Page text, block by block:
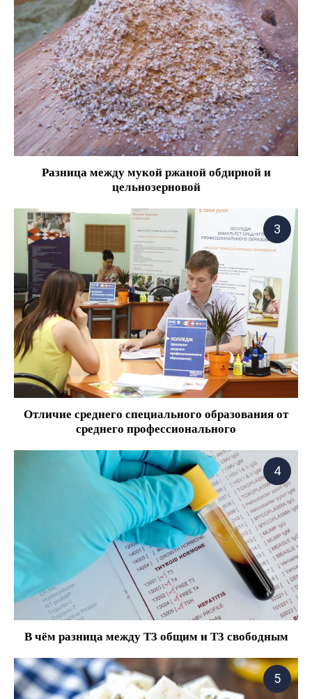
Разница между мукой ржаной обдирной и
цельнозерновой
Отличие среднего специального образования от
среднего профессионального
В чём разница между Т3 общим и Т3 свободным